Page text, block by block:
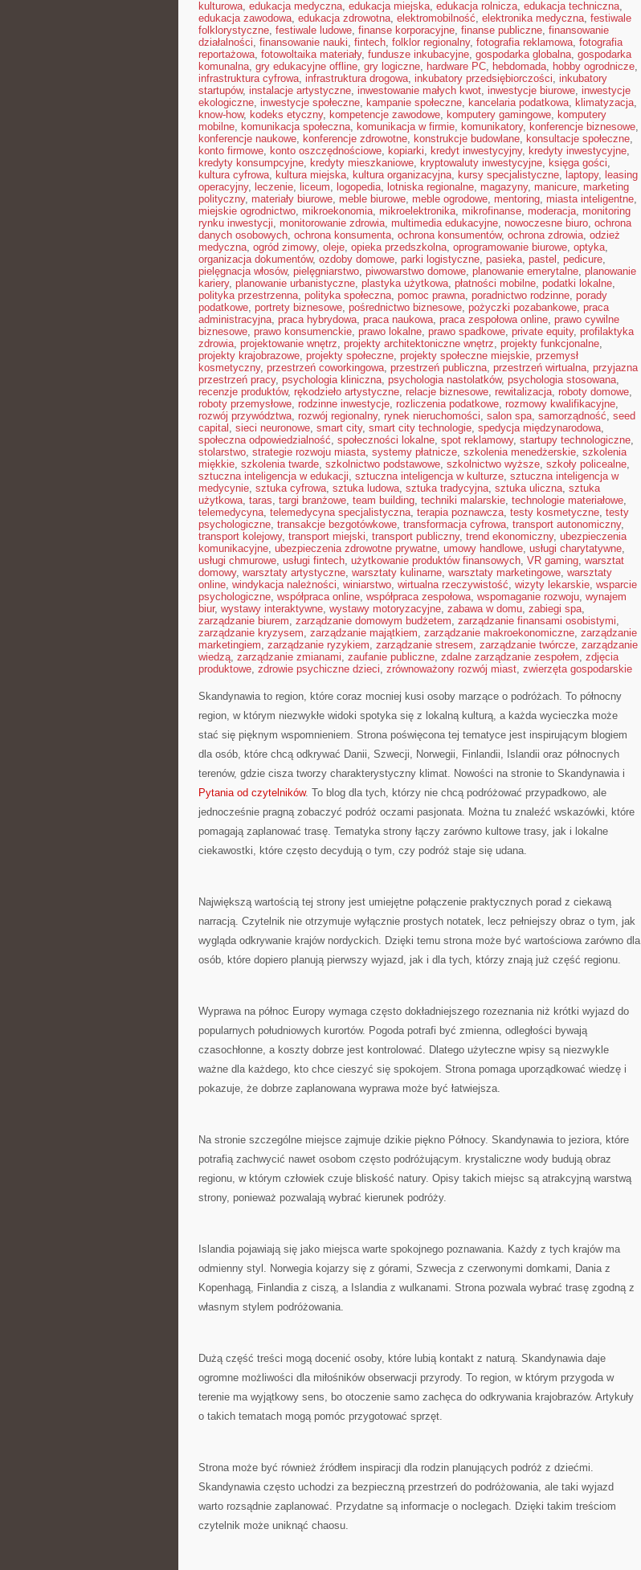
kulturowa, edukacja medyczna, edukacja miejska, edukacja rolnicza, edukacja techniczna,
edukacja zawodowa, edukacja zdrowotna, elektromobilność, elektronika medyczna, festiwale
folklorystyczne, festiwale ludowe, finanse korporacyjne, finanse publiczne, finansowanie
działalności, finansowanie nauki, fintech, folklor regionalny, fotografia reklamowa, fotografia
reportażowa, fotowoltaika materiały, fundusze inkubacyjne, gospodarka globalna, gospodarka
komunalna, gry edukacyjne offline, gry logiczne, hardware PC, hebdomada, hobby ogrodnicze,
infrastruktura cyfrowa, infrastruktura drogowa, inkubatory przedsiębiorczości, inkubatory
startupów, instalacje artystyczne, inwestowanie małych kwot, inwestycje biurowe, inwestycje
ekologiczne, inwestycje społeczne, kampanie społeczne, kancelaria podatkowa, klimatyzacja,
know-how, kodeks etyczny, kompetencje zawodowe, komputery gamingowe, komputery
mobilne, komunikacja społeczna, komunikacja w firmie, komunikatory, konferencje biznesowe,
konferencje naukowe, konferencje zdrowotne, konstrukcje budowlane, konsultacje społeczne,
konto firmowe, konto oszczędnościowe, kopiarki, kredyt inwestycyjny, kredyty inwestycyjne,
kredyty konsumpcyjne, kredyty mieszkaniowe, kryptowaluty inwestycyjne, księga gości,
kultura cyfrowa, kultura miejska, kultura organizacyjna, kursy specjalistyczne, laptopy, leasing
operacyjny, leczenie, liceum, logopedia, lotniska regionalne, magazyny, manicure, marketing
polityczny, materiały biurowe, meble biurowe, meble ogrodowe, mentoring, miasta inteligentne,
miejskie ogrodnictwo, mikroekonomia, mikroelektronika, mikrofinanse, moderacja, monitoring
rynku inwestycji, monitorowanie zdrowia, multimedia edukacyjne, nowoczesne biuro, ochrona
danych osobowych, ochrona konsumenta, ochrona konsumentów, ochrona zdrowia, odzież
medyczna, ogród zimowy, oleje, opieka przedszkolna, oprogramowanie biurowe, optyka,
organizacja dokumentów, ozdoby domowe, parki logistyczne, pasieka, pastel , pedicure,
pielęgnacja włosów, pielęgniarstwo, piwowarstwo domowe, planowanie emerytalne, planowanie
kariery, planowanie urbanistyczne, plastyka użytkowa, płatności mobilne, podatki lokalne,
polityka przestrzenna, polityka społeczna, pomoc prawna, poradnictwo rodzinne, porady
podatkowe, portrety biznesowe, pośrednictwo biznesowe, pożyczki pozabankowe, praca
administracyjna, praca hybrydowa, praca naukowa, praca zespołowa online, prawo cywilne
biznesowe, prawo konsumenckie, prawo lokalne, prawo spadkowe, private equity, profilaktyka
zdrowia, projektowanie wnętrz, projekty architektoniczne wnętrz, projekty funkcjonalne,
projekty krajobrazowe, projekty społeczne, projekty społeczne miejskie, przemysł
kosmetyczny, przestrzeń coworkingowa, przestrzeń publiczna, przestrzeń wirtualna, przyjazna
przestrzeń pracy, psychologia kliniczna, psychologia nastolatków, psychologia stosowana,
recenzje produktów, rękodzieło artystyczne, relacje biznesowe, rewitalizacja, roboty domowe,
roboty przemysłowe, rodzinne inwestycje, rozliczenia podatkowe, rozmowy kwalifikacyjne,
rozwój przywództwa, rozwój regionalny, rynek nieruchomości, salon spa, samorządność, seed
capital , sieci neuronowe, smart city, smart city technologie, spedycja międzynarodowa,
społeczna odpowiedzialność, społeczności lokalne, spot reklamowy, startupy technologiczne,
stolarstwo, strategie rozwoju miasta, systemy płatnicze, szkolenia menedżerskie, szkolenia
miękkie, szkolenia twarde, szkolnictwo podstawowe, szkolnictwo wyższe, szkoły policealne,
sztuczna inteligencja w edukacji, sztuczna inteligencja w kulturze, sztuczna inteligencja w
medycynie, sztuka cyfrowa, sztuka ludowa, sztuka tradycyjna, sztuka uliczna, sztuka
użytkowa, taras, targi branżowe, team building, techniki malarskie, technologie materiałowe,
telemedycyna, telemedycyna specjalistyczna, terapia poznawcza, testy kosmetyczne, testy
psychologiczne, transakcje bezgotówkowe, transformacja cyfrowa, transport autonomiczny,
transport kolejowy, transport miejski, transport publiczny, trend ekonomiczny, ubezpieczenia
komunikacyjne, ubezpieczenia zdrowotne prywatne, umowy handlowe, usługi charytatywne,
usługi chmurowe, usługi fintech, użytkowanie produktów finansowych, VR gaming, warsztat
domowy, warsztaty artystyczne, warsztaty kulinarne, warsztaty marketingowe, warsztaty
online, windykacja należności, winiarstwo, wirtualna rzeczywistość, wizyty lekarskie, wsparcie
psychologiczne, współpraca online, współpraca zespołowa, wspomaganie rozwoju, wynajem
biur, wystawy interaktywne, wystawy motoryzacyjne, zabawa w domu, zabiegi spa,
zarządzanie biurem, zarządzanie domowym budżetem, zarządzanie finansami osobistymi,
zarządzanie kryzysem, zarządzanie majątkiem, zarządzanie makroekonomiczne, zarządzanie
marketingiem, zarządzanie ryzykiem, zarządzanie stresem, zarządzanie twórcze, zarządzanie
wiedzą, zarządzanie zmianami, zaufanie publiczne, zdalne zarządzanie zespołem, zdjęcia
produktowe, zdrowie psychiczne dzieci, zrównoważony rozwój miast, zwierzęta gospodarskie
Skandynawia to region, które coraz mocniej kusi osoby marzące o podróżach. To północny
region, w którym niezwykłe widoki spotyka się z lokalną kulturą, a każda wycieczka może
stać się pięknym wspomnieniem. Strona poświęcona tej tematyce jest inspirującym blogiem
dla osób, które chcą odkrywać Danii, Szwecji, Norwegii, Finlandii, Islandii oraz północnych
terenów, gdzie cisza tworzy charakterystyczny klimat. Nowości na stronie to Skandynawia i
Pytania od czytelników. To blog dla tych, którzy nie chcą podróżować przypadkowo, ale
jednocześnie pragną zobaczyć podróż oczami pasjonata. Można tu znaleźć wskazówki, które
pomagają zaplanować trasę. Tematyka strony łączy zarówno kultowe trasy, jak i lokalne
ciekawostki, które często decydują o tym, czy podróż staje się udana.
Największą wartością tej strony jest umiejętne połączenie praktycznych porad z ciekawą
narracją. Czytelnik nie otrzymuje wyłącznie prostych notatek, lecz pełniejszy obraz o tym, jak
wygląda odkrywanie krajów nordyckich. Dzięki temu strona może być wartościowa zarówno dla
osób, które dopiero planują pierwszy wyjazd, jak i dla tych, którzy znają już część regionu.
Wyprawa na północ Europy wymaga często dokładniejszego rozeznania niż krótki wyjazd do
popularnych południowych kurortów. Pogoda potrafi być zmienna, odległości bywają
czasochłonne, a koszty dobrze jest kontrolować. Dlatego użyteczne wpisy są niezwykle
ważne dla każdego, kto chce cieszyć się spokojem. Strona pomaga uporządkować wiedzę i
pokazuje, że dobrze zaplanowana wyprawa może być łatwiejsza.
Na stronie szczególne miejsce zajmuje dzikie piękno Północy. Skandynawia to jeziora, które
potrafią zachwycić nawet osobom często podróżującym. krystaliczne wody budują obraz
regionu, w którym człowiek czuje bliskość natury. Opisy takich miejsc są atrakcyjną warstwą
strony, ponieważ pozwalają wybrać kierunek podróży.
Islandia pojawiają się jako miejsca warte spokojnego poznawania. Każdy z tych krajów ma
odmienny styl. Norwegia kojarzy się z górami, Szwecja z czerwonymi domkami, Dania z
Kopenhagą, Finlandia z ciszą, a Islandia z wulkanami. Strona pozwala wybrać trasę zgodną z
własnym stylem podróżowania.
Dużą część treści mogą docenić osoby, które lubią kontakt z naturą. Skandynawia daje
ogromne możliwości dla miłośników obserwacji przyrody. To region, w którym przygoda w
terenie ma wyjątkowy sens, bo otoczenie samo zachęca do odkrywania krajobrazów. Artykuły
o takich tematach mogą pomóc przygotować sprzęt.
Strona może być również źródłem inspiracji dla rodzin planujących podróż z dziećmi.
Skandynawia często uchodzi za bezpieczną przestrzeń do podróżowania, ale taki wyjazd
warto rozsądnie zaplanować. Przydatne są informacje o noclegach. Dzięki takim treściom
czytelnik może uniknąć chaosu.